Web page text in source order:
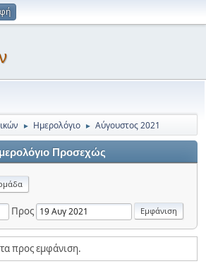
► Ημερολόγιο ► Αύγουστος 2021
Προσεχώς
Προς
προς εμφάνιση.